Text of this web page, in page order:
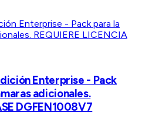
Enterprise - Pack
adicionales.
DGFEN1008V7